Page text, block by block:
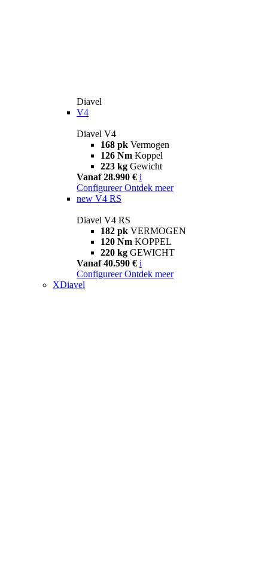
Diavel
V4
Diavel V4
168 pk Vermogen
126 Nm Koppel
223 kg Gewicht
Vanaf 28.990 € i
Configureer Ontdek meer
new V4 RS
Diavel V4 RS
182 pk VERMOGEN
120 Nm KOPPEL
220 kg GEWICHT
Vanaf 40.590 € i
Configureer Ontdek meer
XDiavel